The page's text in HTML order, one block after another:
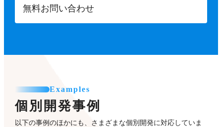
無料お問い合わせ
Examples
個別開発事例
以下の事例のほかにも、さまざまな個別開発に対応していま